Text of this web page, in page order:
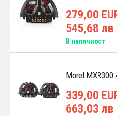
279,00
545,68 лв
В наличност
Morel
339,00
663,03 лв